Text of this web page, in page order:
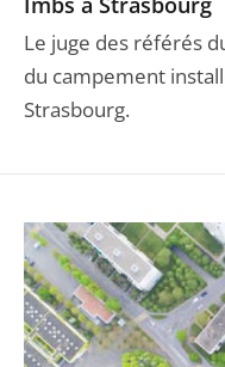
Le juge des référés
du campement
Strasbourg.